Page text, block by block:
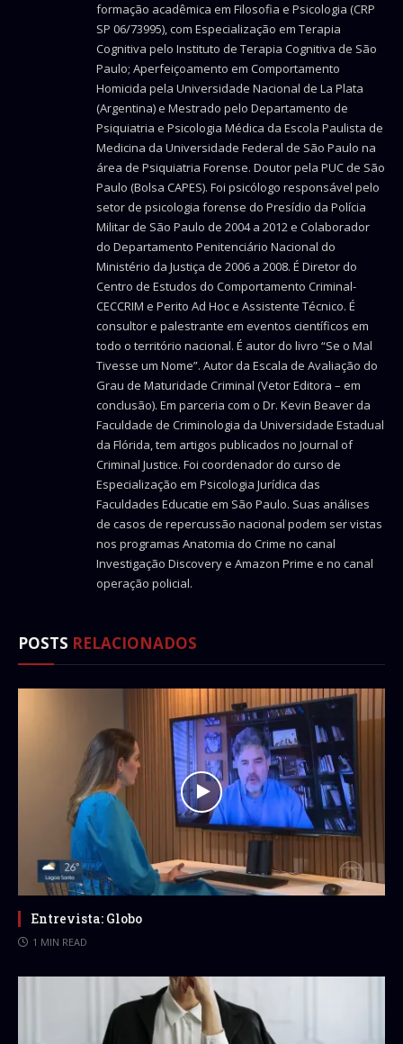
formação acadêmica em Filosofia e Psicologia (CRP
SP 06/73995), com Especialização em Terapia
Cognitiva pelo Instituto de Terapia Cognitiva de São
Paulo; Aperfeiçoamento em Comportamento
Homicida pela Universidade Nacional de La Plata
(Argentina) e Mestrado pelo Departamento de
Psiquiatria e Psicologia Médica da Escola Paulista de
Medicina da Universidade Federal de São Paulo na
área de Psiquiatria Forense. Doutor pela PUC de São
Paulo (Bolsa CAPES). Foi psicólogo responsável pelo
setor de psicologia forense do Presídio da Polícia
Militar de São Paulo de 2004 a 2012 e Colaborador
do Departamento Penitenciário Nacional do
Ministério da Justiça de 2006 a 2008. É Diretor do
Centro de Estudos do Comportamento Criminal-
CECCRIM e Perito Ad Hoc e Assistente Técnico. É
consultor e palestrante em eventos científicos em
todo o território nacional. É autor do livro “Se o Mal
Tivesse um Nome”. Autor da Escala de Avaliação do
Grau de Maturidade Criminal (Vetor Editora – em
conclusão). Em parceria com o Dr. Kevin Beaver da
Faculdade de Criminologia da Universidade Estadual
da Flórida, tem artigos publicados no Journal of
Criminal Justice. Foi coordenador do curso de
Especialização em Psicologia Jurídica das
Faculdades Educatie em São Paulo. Suas análises
de casos de repercussão nacional podem ser vistas
nos programas Anatomia do Crime no canal
Investigação Discovery e Amazon Prime e no canal
operação policial.
POSTS RELACIONADOS
Entrevista: Globo
1 MIN READ